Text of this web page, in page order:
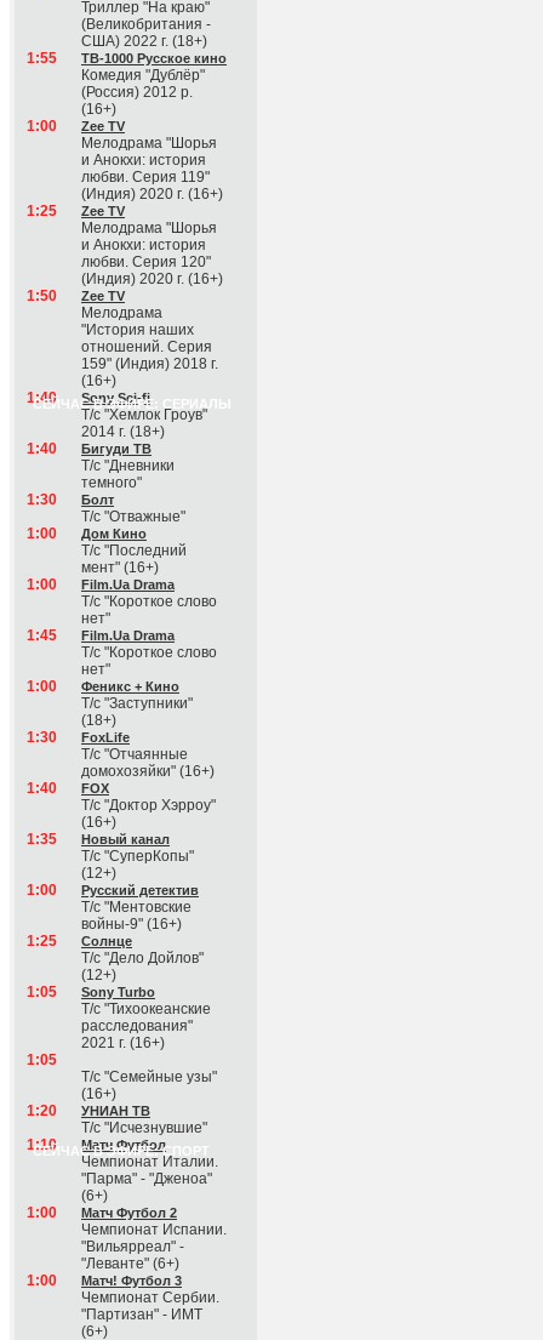
Триллер "На краю"
(Великобритания -
США) 2022 г. (18+)
1:55
ТВ-1000 Русское кино
Комедия "Дублёр"
(Россия) 2012 р.
(16+)
1:00
Zee TV
Мелодрама "Шорья
и Анокхи: история
любви. Серия 119"
(Индия) 2020 г. (16+)
1:25
Zee TV
Мелодрама "Шорья
и Анокхи: история
любви. Серия 120"
(Индия) 2020 г. (16+)
1:50
Zee TV
Мелодрама
"История наших
отношений. Серия
159" (Индия) 2018 г.
(16+)
СЕЙЧАС В ЭФИРЕ: СЕРИАЛЫ
1:40 Sony Sci-fi
Т/с "Хемлок Гроув"
2014 г. (18+)
1:40
Бигуди ТВ
Т/с "Дневники
темного"
1:30
Болт
Т/с "Отважные"
1:00
Дом Кино
Т/с "Последний
мент" (16+)
1:00
Film.Ua Drama
Т/с "Короткое слово
нет"
1:45
Film.Ua Drama
Т/с "Короткое слово
нет"
1:00
Феникс + Кино
Т/с "Заступники"
(18+)
1:30
FoxLife
Т/с "Отчаянные
домохозяйки" (16+)
1:40
FOX
Т/с "Доктор Хэрроу"
(16+)
1:35
Новый канал
Т/с "СуперКопы"
(12+)
1:00
Русский детектив
Т/с "Ментовские
войны-9" (16+)
1:25
Солнце
Т/с "Дело Дойлов"
(12+)
1:05
Sony Turbo
Т/с "Тихоокеанские
расследования"
2021 г. (16+)
1:05
Т/с "Семейные узы"
(16+)
1:20
УНИАН ТВ
Т/с "Исчезнувшие"
СЕЙЧАС В ЭФИРЕ: СПОРТ
1:10 Матч Футбол
Чемпионат Италии.
"Парма" - "Дженоа"
(6+)
1:00
Матч Футбол 2
Чемпионат Испании.
"Вильярреал" -
"Леванте" (6+)
1:00
Матч! Футбол 3
Чемпионат Сербии.
"Партизан" - ИМТ
(6+)